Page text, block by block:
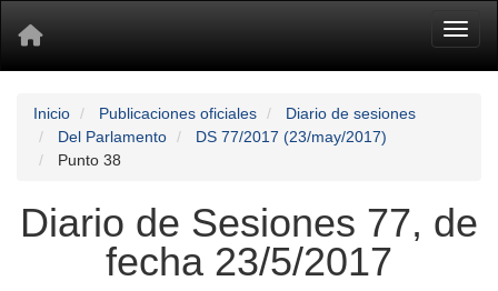
Inicio Publicaciones oficiales
Diario de sesiones
Del Parlamento
DS 77/2017 (23/may/2017)
Punto 38
Diario de Sesiones 77, de
fecha 23/5/2017